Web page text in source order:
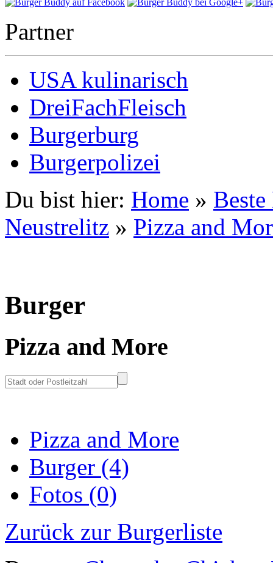
Partner
USA kulinarisch
DreiFachFleisch
Burgerburg
Burgerpolizei
Du bist hier: Home »
Neustrelitz » Pizza and
Burger
Pizza and More
Pizza and More
Burger (4)
Fotos (0)
Zurück zur Burgerliste